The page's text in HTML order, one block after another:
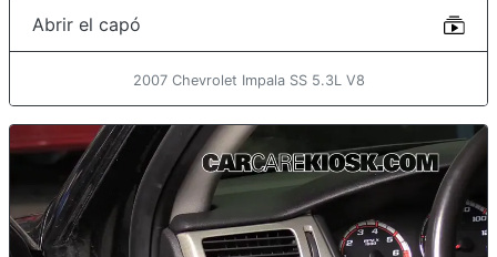
Abrir el capó
2007 Chevrolet Impala SS 5.3L V8